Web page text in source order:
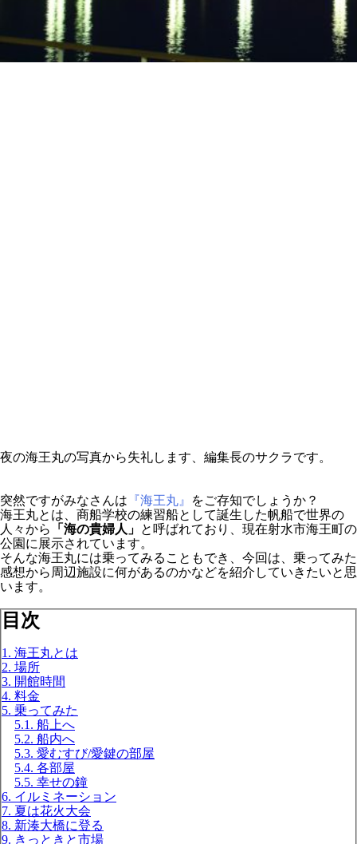
夜の海王丸の写真から失礼します、編集長のサクラです。
突然ですがみなさんは 『海王丸』
をご存知でしょうか？
海王丸とは、商船学校の練習船として誕生した帆船で世界の
人々から
「海の貴婦人」 と呼ばれており、現在射水市海王町の
公園に展示されています。
そんな海王丸には乗ってみることもでき、今回は、乗ってみた
感想から周辺施設に何があるのかなどを紹介していきたいと思
います。
目次
1. 海王丸とは
2. 場所
3. 開館時間
4. 料金
5. 乗ってみた
5.1. 船上へ
5.2. 船内へ
5.3. 愛むすび/愛鍵の部屋
5.4. 各部屋
5.5. 幸せの鐘
6. イルミネーション
7. 夏は花火大会
8. 新湊大橋に登る
9. きっときと市場